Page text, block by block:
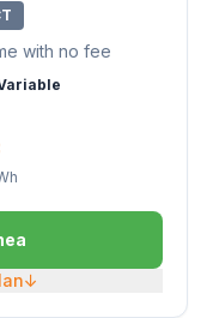
with no fee
↓